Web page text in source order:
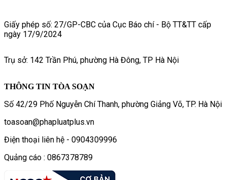
Giấy phép số: 27/GP-CBC của Cục Báo chí - Bộ TT&TT cấp
ngày 17/9/2024
Trụ sở: 142 Trần Phú, phường Hà Đông, TP Hà Nội
THÔNG TIN TÒA SOẠN
Số 42/29 Phố Nguyễn Chí Thanh, phường Giảng Võ, TP. Hà Nội
toasoan@phapluatplus.vn
Điện thoại liên hệ - 0904309996
Quảng cáo : 0867378789